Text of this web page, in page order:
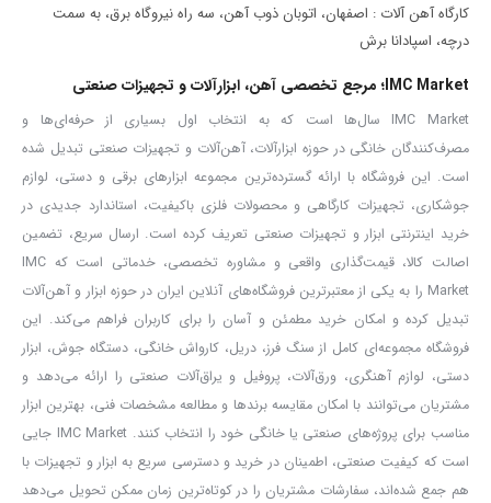
جوشکاری قوس تنگستن تحت پوشش گاز محافظ، یکی از روش های
جوشکاری درصنایع مختلف از جمله پتروشیمی، نظامی، دریایی و هوایی
است. اگر از گاز محافظ آرگون در این نوع جوشکاری استفاده شود؛ به
آنجوش آرگونگفته می شود. نکته مهم این است که برای جوشکاری
آرگون مرغوبیت دستگاه تاثیر به سزایی در کیفیت کار دارد. در ادامه به
معرفیدستگاه جوش آروا ۲۱۴۰
که یک دستگاه تخصصی برای جوشکاری
آرگون است؛ می پردازیم.
بر رویدستگاه جوشکاری آرگون آروا مدل ۲۱۴۰
دو ولوم و دو کلید وجود
دارد. توسط ولوم A می توان میزان جریان خروجی دستگاه را تنظیم کرد و
توسط ولوم دوم می توان POST FLOW مدت زمان قطع شدن گاز بعد از
برداشتن دست از روی ماشه را مشخص کرد. حال ممکن است بخواهید
نوع جوشکاری را بین حالت تیگ و معمولی مشخص کنید؛ این کار توسط
کلید مشکی رنگ کنار کلید پاور انجام می شود. توسط کلید دوم نیز مدت
زمان قطع و وصل شدن جوش دستگاه یا همان پالس دستگاه را می توان
کارگاه آهن آلات : اصفهان، اتوبان ذوب آهن، سه راه نیروگاه برق، به سمت
درچه، اسپادانا برش
IMC Market؛ مرجع تخصصی آهن، ابزارآلات و تجهیزات صنعتی
IMC Market سال‌ها است که به انتخاب اول بسیاری از حرفه‌ای‌ها و
مصرف‌کنندگان خانگی در حوزه ابزارآلات، آهن‌آلات و تجهیزات صنعتی تبدیل شده
است. این فروشگاه با ارائه گسترده‌ترین مجموعه ابزارهای برقی و دستی، لوازم
جوشکاری، تجهیزات کارگاهی و محصولات فلزی باکیفیت، استاندارد جدیدی در
خرید اینترنتی ابزار و تجهیزات صنعتی تعریف کرده است. ارسال سریع، تضمین
اصالت کالا، قیمت‌گذاری واقعی و مشاوره تخصصی، خدماتی است که IMC
Market را به یکی از معتبرترین فروشگاه‌های آنلاین ایران در حوزه ابزار و آهن‌آلات
تبدیل کرده و امکان خرید مطمئن و آسان را برای کاربران فراهم می‌کند. این
فروشگاه مجموعه‌ای کامل از سنگ فرز، دریل، کارواش خانگی، دستگاه جوش، ابزار
دستی، لوازم آهنگری، ورق‌آلات، پروفیل و یراق‌آلات صنعتی را ارائه می‌دهد و
مشتریان می‌توانند با امکان مقایسه برندها و مطالعه مشخصات فنی، بهترین ابزار
مناسب برای پروژه‌های صنعتی یا خانگی خود را انتخاب کنند. IMC Market جایی
است که کیفیت صنعتی، اطمینان در خرید و دسترسی سریع به ابزار و تجهیزات با
هم جمع شده‌اند، سفارشات مشتریان را در کوتاه‌ترین زمان ممکن تحویل می‌دهد